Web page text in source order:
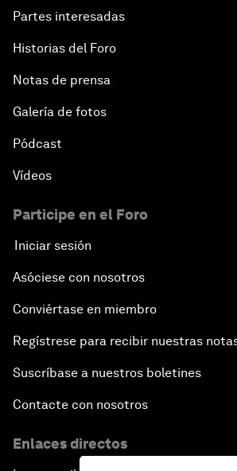
Partes interesadas
Historias del Foro
Notas de prensa
Galería de fotos
Pódcast
Vídeos
Participe en el Foro
Iniciar sesión
Asóciese con nosotros
Conviértase en miembro
Regístrese para recibir nuestras
Suscríbase a nuestros boletines
Contacte con nosotros
Enlaces directos